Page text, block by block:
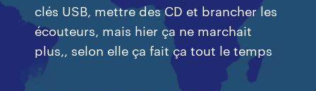
clés USB, mettre des CD et brancher les
écouteurs, mais hier ça ne marchait
plus,, selon elle ça fait ça tout le temps